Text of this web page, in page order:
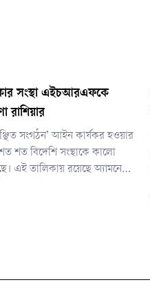
সংস্থা এইচআরএফকে
রাশিয়ার
সংগঠন’ আইন কার্যকর হওয়ার
শত বিদেশি সংস্থাকে কালো
এই তালিকায় রয়েছে অ্যামনেস্টি
ইয়েল ও স্ট্যানফোর্ড